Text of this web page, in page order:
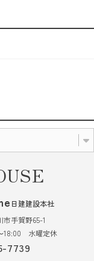
日建建設本社
市手賀野65-1
18:00 水曜定休
7739